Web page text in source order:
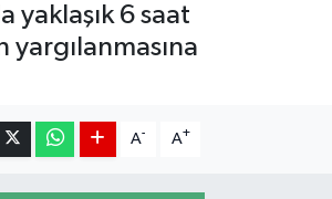
yaklaşık 6 saat
yargılanmasına
A- A+